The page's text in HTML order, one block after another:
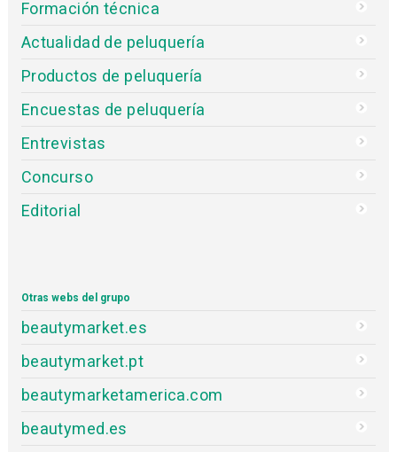
Formación técnica
Actualidad de peluquería
Productos de peluquería
Encuestas de peluquería
Entrevistas
Concurso
Editorial
Otras webs del grupo
beautymarket.es
beautymarket.pt
beautymarketamerica.com
beautymed.es